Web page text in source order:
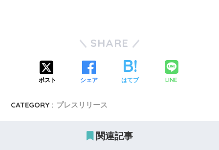
SHARE
ポスト シェア はてブ LINE
CATEGORY : プレスリリース
関連記事